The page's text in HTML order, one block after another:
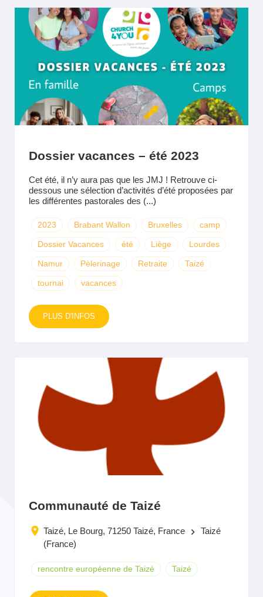
Dossier vacances – été 2023
Cet été, il n’y aura pas que les JMJ ! Retrouve ci-
dessous une sélection d’activités d’été proposées par
les différentes pastorales des (...)
2023 Brabant Wallon Bruxelles camp
Dossier Vacances été Liège Lourdes
Namur Pèlerinage Retraite Taizé
tournai vacances
PLUS D'INFOS
Communauté de Taizé
Taizé, Le Bourg, 71250 Taizé, France keyboard_arrow_right Taizé
(France)
rencontre européenne de Taizé Taizé